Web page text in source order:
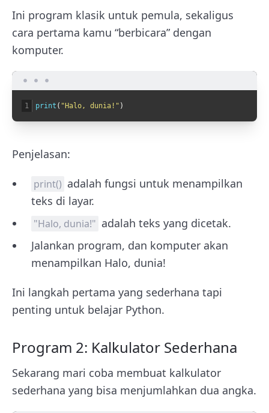
Ini program klasik untuk pemula, sekaligus
cara pertama kamu “berbicara” dengan
komputer.
1 print ( "Halo, dunia!" )
Penjelasan:
print() adalah fungsi untuk menampilkan
teks di layar.
"Halo, dunia!" adalah teks yang dicetak.
Jalankan program, dan komputer akan
menampilkan Halo, dunia!
Ini langkah pertama yang sederhana tapi
penting untuk belajar Python.
Program 2: Kalkulator Sederhana
Sekarang mari coba membuat kalkulator
sederhana yang bisa menjumlahkan dua angka.